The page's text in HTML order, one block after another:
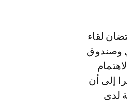
لقاء
وصندوق
الاهتمام
إلى أن
لدى